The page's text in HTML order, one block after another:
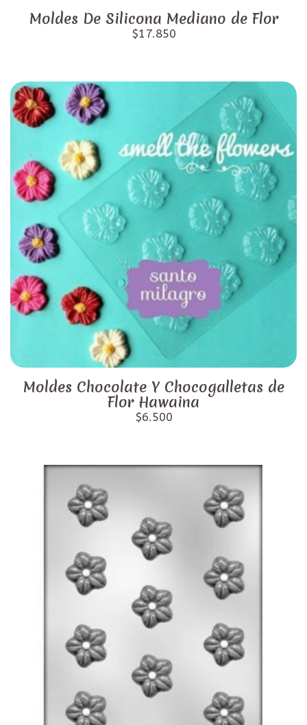
Moldes De Silicona Mediano de Flor
$17.850
Moldes Chocolate Y Chocogalletas de
Flor Hawaina
$6.500